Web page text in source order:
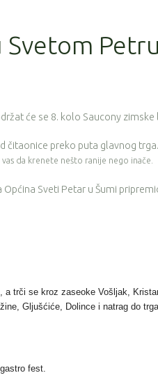
Svetom
će se 8. kolo Saucony zimske
čitaonice preko puta glavnog
da krenete nešto ranije nego inače.
Sveti Petar u Šumi
a trči se kroz zaseoke Vošljak,
Gljušćiće, Dolince i natrag do
fest.